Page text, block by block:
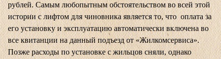
рублей. Самым любопытным обстоятельством во всей этой
истории с лифтом для чиновника является то, что оплата за
его установку и эксплуатацию автоматически включена во
все квитанции на данный подъезд от «Жилкомсервиса».
Позже расходы по установке с жильцов сняли, однако